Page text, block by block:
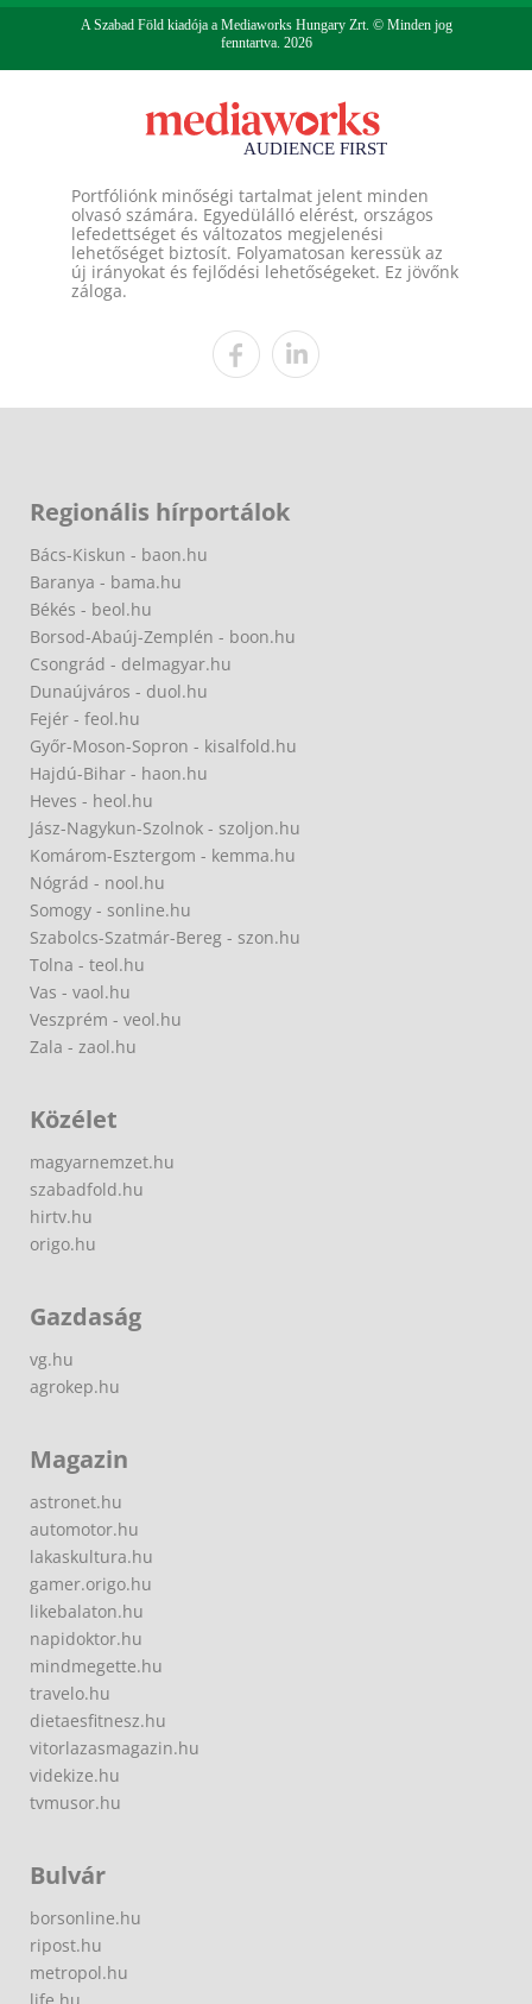
A Szabad Föld kiadója a Mediaworks Hungary Zrt. © Minden jog
fenntartva. 2026
Portfóliónk minőségi tartalmat jelent minden
olvasó számára. Egyedülálló elérést, országos
lefedettséget és változatos megjelenési
lehetőséget biztosít. Folyamatosan keressük az
új irányokat és fejlődési lehetőségeket. Ez jövőnk
záloga.
Regionális hírportálok
Bács-Kiskun - baon.hu
Baranya - bama.hu
Békés - beol.hu
Borsod-Abaúj-Zemplén - boon.hu
Csongrád - delmagyar.hu
Dunaújváros - duol.hu
Fejér - feol.hu
Győr-Moson-Sopron - kisalfold.hu
Hajdú-Bihar - haon.hu
Heves - heol.hu
Jász-Nagykun-Szolnok - szoljon.hu
Komárom-Esztergom - kemma.hu
Nógrád - nool.hu
Somogy - sonline.hu
Szabolcs-Szatmár-Bereg - szon.hu
Tolna - teol.hu
Vas - vaol.hu
Veszprém - veol.hu
Zala - zaol.hu
Közélet
magyarnemzet.hu
szabadfold.hu
hirtv.hu
origo.hu
Gazdaság
vg.hu
agrokep.hu
Magazin
astronet.hu
automotor.hu
lakaskultura.hu
gamer.origo.hu
likebalaton.hu
napidoktor.hu
mindmegette.hu
travelo.hu
dietaesfitnesz.hu
vitorlazasmagazin.hu
videkize.hu
tvmusor.hu
Bulvár
borsonline.hu
ripost.hu
metropol.hu